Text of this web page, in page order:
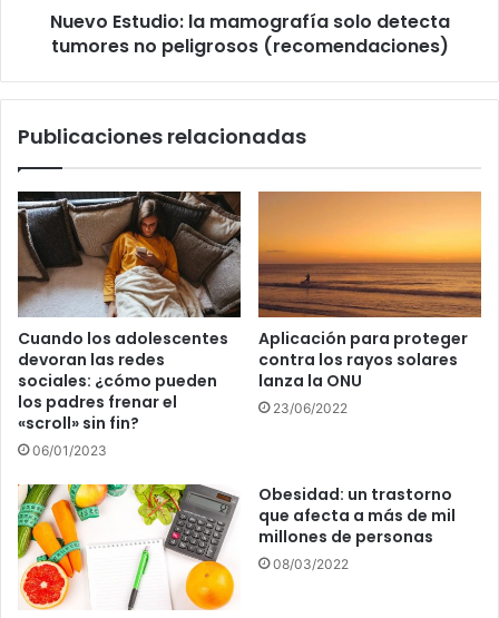
(recomendaciones)
Nuevo Estudio: la mamografía solo detecta
tumores no peligrosos (recomendaciones)
Publicaciones relacionadas
Cuando los adolescentes
devoran las redes
sociales: ¿cómo pueden
los padres frenar el
«scroll» sin fin?
06/01/2023
Aplicación para proteger
contra los rayos solares
lanza la ONU
23/06/2022
Obesidad: un trastorno
que afecta a más de mil
millones de personas
08/03/2022